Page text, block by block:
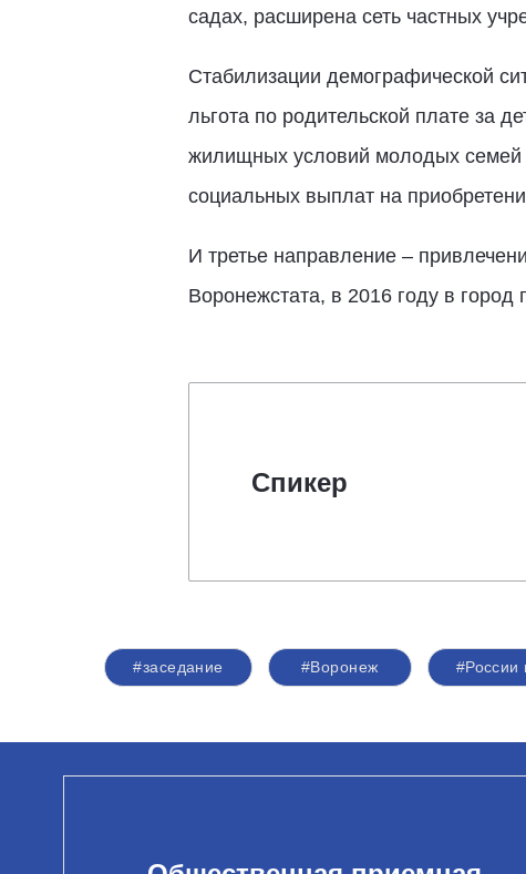
садах, расширена сеть частных
Стабилизации демографической
льгота по родительской плате за
жилищных условий молодых семей
социальных выплат на
И третье направление –
Воронежстата, в 2016 году в
Спикер
#заседание #Воронеж #России